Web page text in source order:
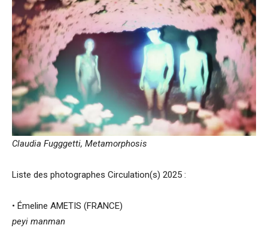
Claudia Fugggetti, Metamorphosis
Liste des photographes Circulation(s) 2025 :
• Émeline AMETIS (FRANCE)
peyi manman